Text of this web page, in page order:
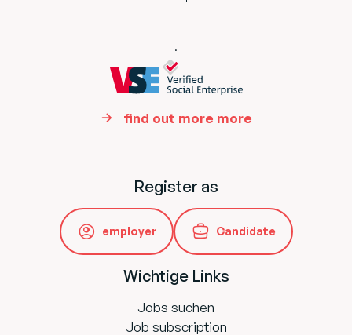
.
find out more more
Register as
employer Candidate
Wichtige Links
Jobs suchen
Job subscription